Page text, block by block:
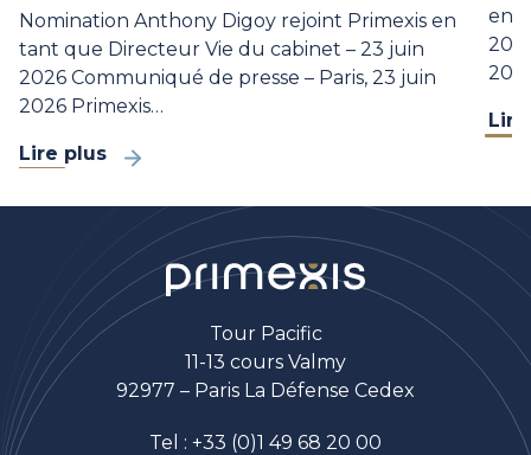
Nomination Anthony Digoy rejoint Primexis en
tant que Directeur Vie du cabinet – 23 juin
2026 Communiqué de presse – Paris, 23 juin
2026 Primexis…
Lire plus
en
Tour Pacific
11-13 cours Valmy
92977 – Paris La Défense Cedex
Tel : +33 (0)1 49 68 20 00